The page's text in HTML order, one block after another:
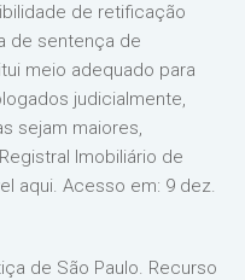
de retificação
de sentença de
meio adequado para
judicialmente,
sejam maiores,
Imobiliário de
aqui. Acesso em: 9 dez.
de São Paulo. Recurso